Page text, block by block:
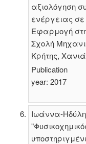
αξιολόγηση
ενέργειας
Εφαρμογή
Σχολή
Κρήτης,
Publication
year: 2017
Ιωάννα-